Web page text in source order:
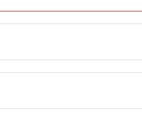
وتسهيل رحلتهم